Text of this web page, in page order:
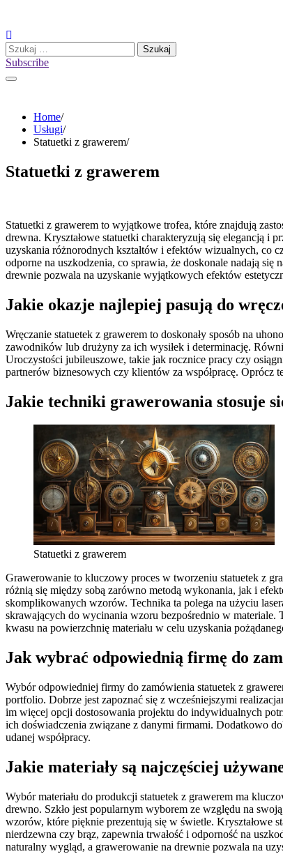
content
Szukaj:
Subscribe
Home
Usługi
Statuetki z grawerem
Statuetki z grawerem
Statuetki z grawerem to wyjątkowe trofea, które znajdują
drewna. Kryształowe statuetki charakteryzują się elegancją i
uzyskania różnorodnych kształtów i efektów wizualnych, co
odporne na uszkodzenia, co sprawia, że doskonale nadają
drewnie pozwala na uzyskanie wyjątkowych efektów
Jakie okazje najlepiej pasują do
Wręczanie statuetek z grawerem to doskonały sposób na
zawodników lub drużyny za ich wysiłek i determinację.
Uroczystości jubileuszowe, takie jak rocznice pracy czy
partnerów biznesowych czy klientów za współpracę. Oprócz
Jakie techniki grawerowania stosuje
Statuetki z grawerem
Grawerowanie to kluczowy proces w tworzeniu statuetek z
różnią się między sobą zarówno metodą wykonania, jak i
skomplikowanych wzorów. Technika ta polega na użyciu
skrawających do wycinania wzoru bezpośrednio w materiale.
kwasu na powierzchnię materiału w celu uzyskania
Jak wybrać odpowiednią firmę do
Wybór odpowiedniej firmy do zamówienia statuetek z
portfolio. Dobrze jest zapoznać się z wcześniejszymi
im więcej opcji dostosowania projektu do indywidualnych
ich doświadczenia związane z danymi firmami. Dodatkowo
udanej współpracy.
Jakie materiały są najczęściej
Wybór materiału do produkcji statuetek z grawerem ma
drewno. Szkło jest popularnym wyborem ze względu na
wzorów, które pięknie prezentują się w świetle. Kryształowe
nierdzewna czy brąz, zapewnia trwałość i odporność na
naturalny wygląd, a grawerowanie na drewnie pozwala na